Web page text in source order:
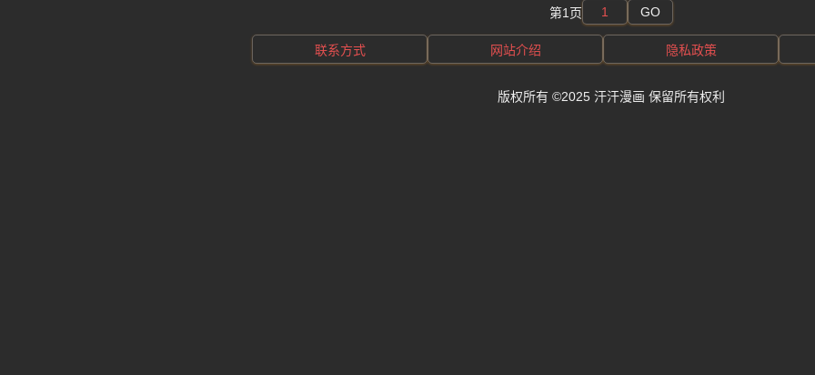
第1页 GO
联系方式 网站介绍 隐私政策
版权所有 ©2025 汗汗漫画 保留所有权利